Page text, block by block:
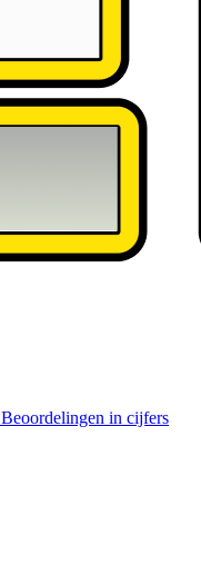
Beoordelingen in cijfers